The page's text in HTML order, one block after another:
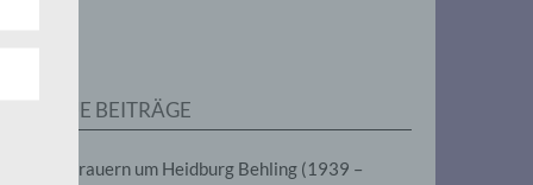
NEUE BEITRÄGE
Wir trauern um Heidburg Behling (1939 –